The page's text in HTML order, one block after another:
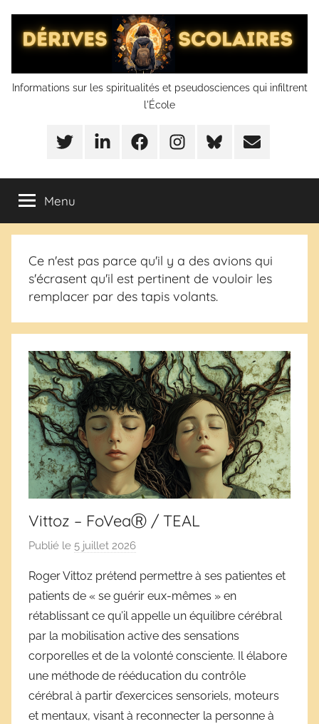
contenu
Dérives
scolaires
Informations sur les spiritualités et pseudosciences qui infiltrent
l'École
Twitter LinkedInFacebookInstagramBlueSkyMail
Menu
Ce n'est pas parce qu'il y a des avions qui
s'écrasent qu'il est pertinent de vouloir les
remplacer par des tapis volants.
Vittoz – FoVeaⓇ / TEAL
Publié le 5 juillet 2026
D
é
r
i
v
e
s
Roger Vittoz prétend permettre à ses patientes et
patients de « se guérir eux-mêmes » en
rétablissant ce qu’il appelle un équilibre cérébral
par la mobilisation active des sensations
corporelles et de la volonté consciente. Il élabore
une méthode de rééducation du contrôle
cérébral à partir d’exercices sensoriels, moteurs
et mentaux, visant à reconnecter la personne à